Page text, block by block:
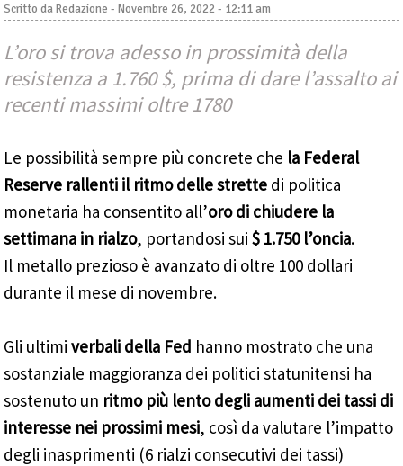
Scritto daRedazione -Novembre 26, 2022 - 12:11 am
L’oro si trova adesso in prossimità della
resistenza a 1.760 $, prima di dare l’assalto ai
recenti massimi oltre 1780
Le possibilità sempre più concrete che la Federal
Reserve rallenti il ritmo delle strette di politica
monetaria ha consentito all’oro di chiudere la
settimana in rialzo, portandosi sui$ 1.750 l’oncia.
Il metallo prezioso è avanzato di oltre 100 dollari
durante il mese di novembre.
Gli ultimiverbali della Fed hanno mostrato che una
sostanziale maggioranza dei politici statunitensi ha
sostenuto un ritmo più lento degli aumenti dei tassi di
interesse nei prossimi mesi, così da valutare l’impatto
degli inasprimenti (6 rialzi consecutivi dei tassi)